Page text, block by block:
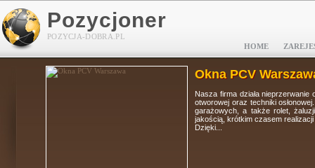
Pozycjoner
POZYCJA-DOBRA.PL
HOME
Okna PCV
Nasza firma działa
otworowej oraz techniki
garażowych, a także rolet,
jakością, krótkim czasem
Dzięki...